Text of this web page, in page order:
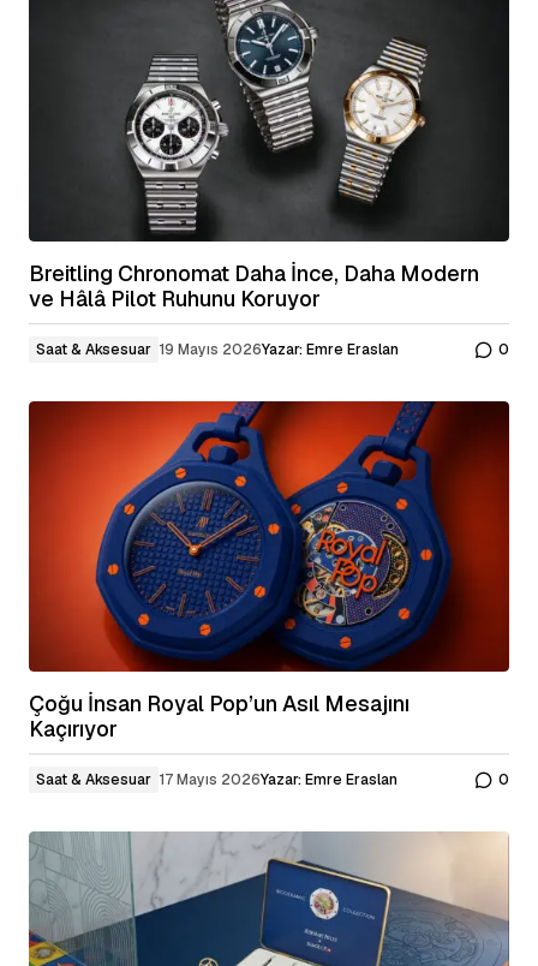
Breitling Chronomat Daha İnce, Daha Modern
ve Hâlâ Pilot Ruhunu Koruyor
Saat & Aksesuar 19 Mayıs 2026Yazar: Emre Eraslan 0
Çoğu İnsan Royal Pop’un Asıl Mesajını
Kaçırıyor
Saat & Aksesuar 17 Mayıs 2026Yazar: Emre Eraslan 0